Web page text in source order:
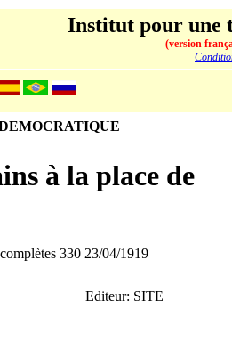
Institut pour une
(version
à la place de
330 23/04/1919
Editeur: SITE